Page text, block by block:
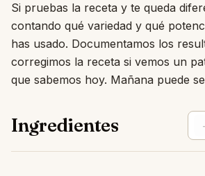
Si pruebas la receta y te queda
contando qué variedad y qué
has usado. Documentamos los
corregimos la receta si vemos un
que sabemos hoy. Mañana puede
Ingredientes